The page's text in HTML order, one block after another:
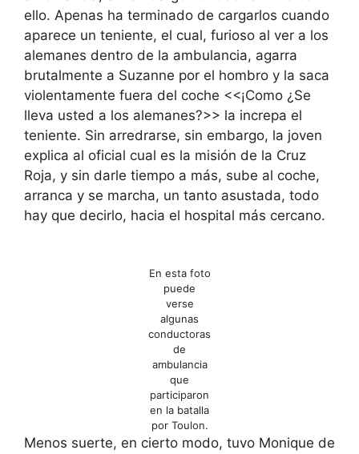
ello. Apenas ha terminado de cargarlos cuando
aparece un teniente, el cual, furioso al ver a los
alemanes dentro de la ambulancia, agarra
brutalmente a Suzanne por el hombro y la saca
violentamente fuera del coche <<¡Como ¿Se
lleva usted a los alemanes?>> la increpa el
teniente. Sin arredrarse, sin embargo, la joven
explica al oficial cual es la misión de la Cruz
Roja, y sin darle tiempo a más, sube al coche,
arranca y se marcha, un tanto asustada, todo
hay que decirlo, hacia el hospital más cercano.
En esta foto
puede
verse
algunas
conductoras
de
ambulancia
que
participaron
en la batalla
por Toulon.
Menos suerte, en cierto modo, tuvo Monique de